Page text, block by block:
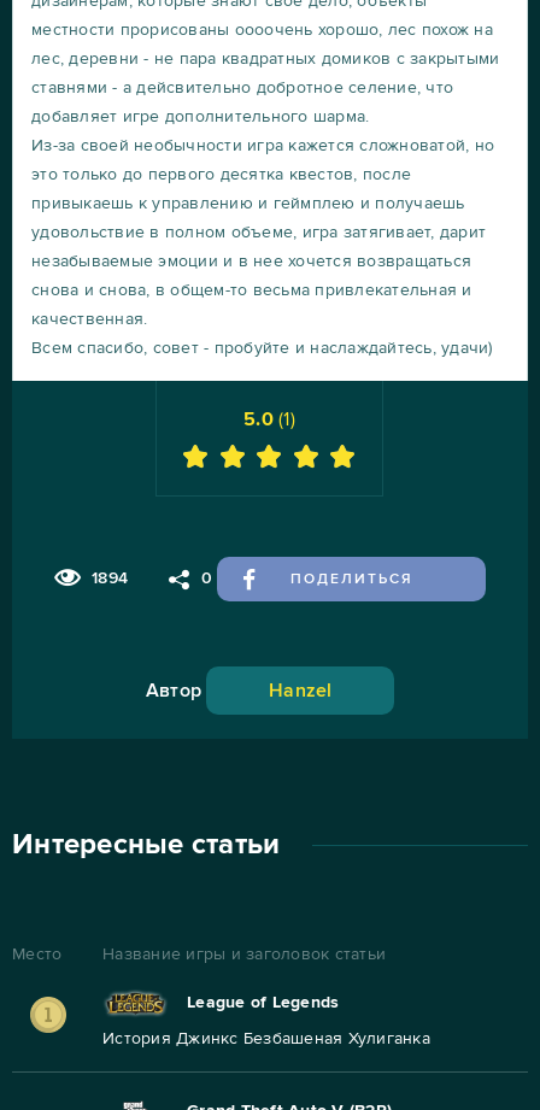
местности прорисованы оооочень хорошо, лес похож на
лес, деревни - не пара квадратных домиков с закрытыми
ставнями - а дейсвительно добротное селение, что
добавляет игре дополнительного шарма.
Из-за своей необычности игра кажется сложноватой, но
это только до первого десятка квестов, после
привыкаешь к управлению и геймплею и получаешь
удовольствие в полном объеме, игра затягивает, дарит
незабываемые эмоции и в нее хочется возвращаться
снова и снова, в общем-то весьма привлекательная и
качественная.
Всем спасибо, совет - пробуйте и наслаждайтесь, удачи)
1894 0 ПОДЕЛИТЬСЯ
5.0(1)
Автор Hanzel
Интересные статьи
Место Название игры и заголовок статьи
League of Legends
История Джинкс Безбашеная Хулиганка